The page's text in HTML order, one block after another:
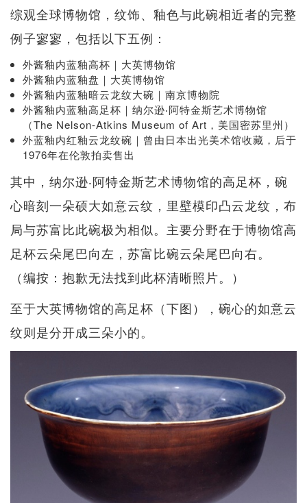
综观全球博物馆，纹饰、釉色与此碗相近者的完整
例子寥寥，包括以下五例：
外酱釉内蓝釉高杯｜大英博物馆
外酱釉内蓝釉盘｜大英博物馆
外酱釉内蓝釉暗云龙纹大碗｜南京博物院
外酱釉内蓝釉高足杯｜纳尔逊‧阿特金斯艺术博物馆
（The Nelson-Atkins Museum of Art，美国密苏里州）
外蓝釉内红釉云龙纹碗｜曾由日本出光美术馆收藏，后于
1976年在伦敦拍卖售出
其中，纳尔逊‧阿特金斯艺术博物馆的高足杯，碗
心暗刻一朵硕大如意云纹，里壁模印凸云龙纹，布
局与苏富比此碗极为相似。主要分野在于博物馆高
足杯云朵尾巴向左，苏富比碗云朵尾巴向右。
（编按：抱歉无法找到此杯清晰照片。）
至于大英博物馆的高足杯（下图），碗心的如意云
纹则是分开成三朵小的。